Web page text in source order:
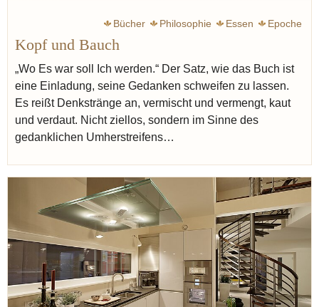
Bücher Philosophie Essen Epoche
Kopf und Bauch
„Wo Es war soll Ich werden.“ Der Satz, wie das Buch ist
eine Einladung, seine Gedanken schweifen zu lassen.
Es reißt Denkstränge an, vermischt und vermengt, kaut
und verdaut. Nicht ziellos, sondern im Sinne des
gedanklichen Umherstreifens…